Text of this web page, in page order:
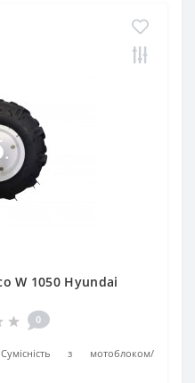
W 1050 Hyundai
0
Сумісність з мотоблоком/